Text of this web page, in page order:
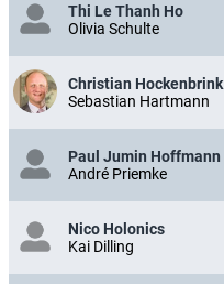
Thi Le Thanh Ho
Olivia Schulte
Christian Hockenbrink
Sebastian Hartmann
Paul Jumin Hoffmann
André Priemke
Nico Holonics
Kai Dilling